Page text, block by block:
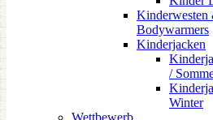
Kinderwesten
Bodywarmers
Kinderjacken
/
Winter